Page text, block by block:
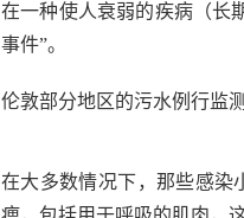
在一种使人衰弱的疾病（长
事件”。
伦敦部分地区的污水例行监
在大多数情况下，那些感染